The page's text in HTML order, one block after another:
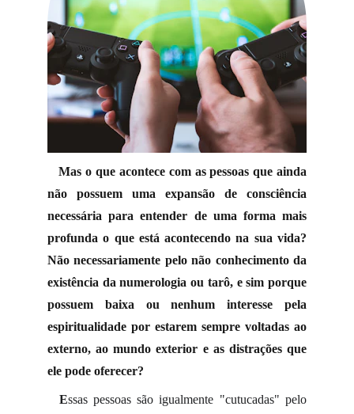
Mas o que acontece com as pessoas que ainda
não possuem uma expansão de consciência
necessária para entender de uma forma mais
profunda o que está acontecendo na sua vida?
Não necessariamente pelo não conhecimento da
existência da numerologia ou tarô, e sim porque
possuem baixa ou nenhum interesse pela
espiritualidade por estarem sempre voltadas ao
externo, ao mundo exterior e as distrações que
ele pode oferecer?
Essas pessoas são igualmente "cutucadas" pelo